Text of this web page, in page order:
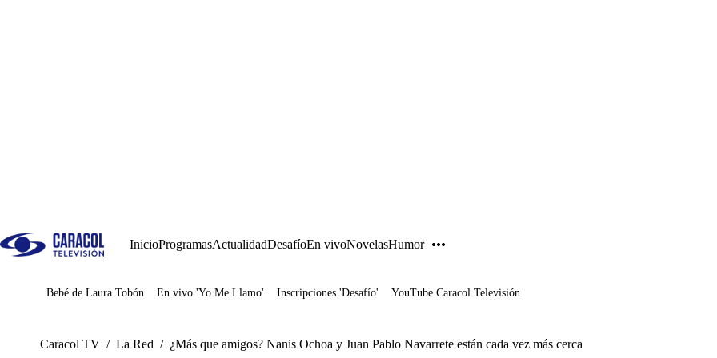
InicioProgramasActualidadDesafíoEn vivoNovelasHumor
Juegos
Bebé de Laura Tobón En vivo 'Yo Me Llamo' Inscripciones 'Desafío' YouTube Caracol Televisión
Caracol TV / La Red / ¿Más que amigos? Nanis Ochoa y Juan Pablo Navarrete están cada vez más cerca